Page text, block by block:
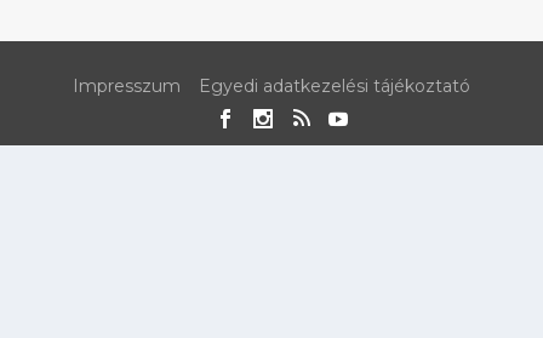
Impresszum Egyedi adatkezelési tájékoztató